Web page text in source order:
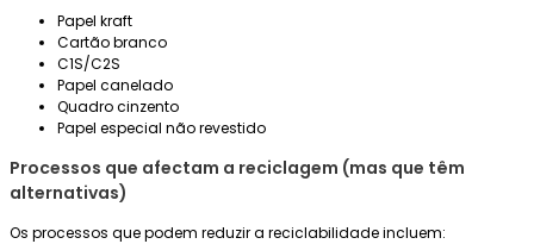
Papel kraft
Cartão branco
C1S/C2S
Papel canelado
Quadro cinzento
Papel especial não revestido
Processos que afectam a reciclagem (mas que têm
alternativas)
Os processos que podem reduzir a reciclabilidade incluem: